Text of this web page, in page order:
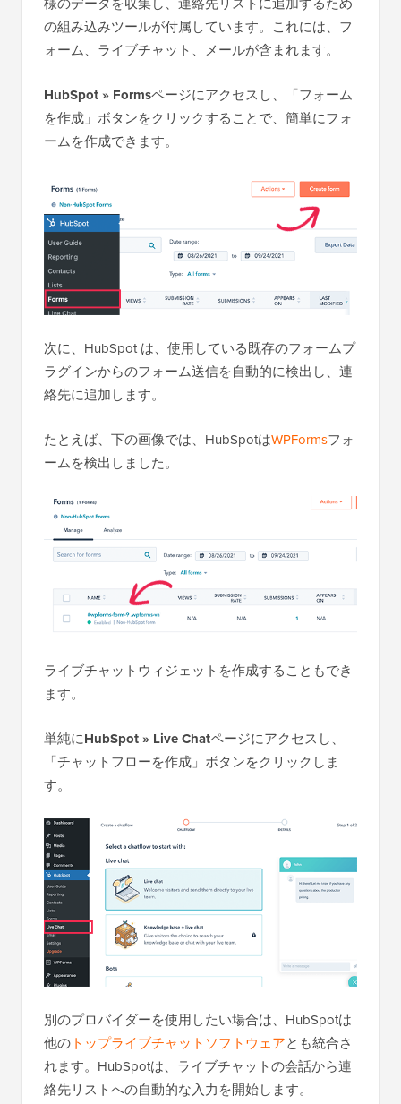
の組み込みツールが付属しています。これには、フ
ォーム、ライブチャット、メールが含まれます。
HubSpot » Formsページにアクセスし、「フォーム
を作成」ボタンをクリックすることで、簡単にフォ
ームを作成できます。
次に、HubSpot は、使用している既存のフォームプ
ラグインからのフォーム送信を自動的に検出し、連
絡先に追加します。
たとえば、下の画像では、HubSpotはWPFormsフォ
ームを検出しました。
ライブチャットウィジェットを作成することもでき
ます。
単純にHubSpot » Live Chatページにアクセスし、
「チャットフローを作成」ボタンをクリックしま
す。
別のプロバイダーを使用したい場合は、HubSpotは
他の トップライブチャットソフトウェアとも統合さ
れます。HubSpotは、ライブチャットの会話から連
絡先リストへの自動的な入力を開始します。